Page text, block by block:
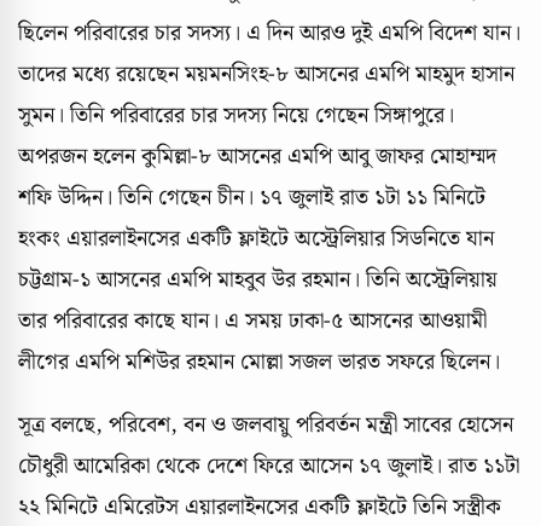
ছিলেন পরিবারের চার সদস্য। এ দিন আরও দুই এমপি বিদেশ যান।
তাদের মধ্যে রয়েছেন ময়মনসিংহ-৮ আসনের এমপি মাহমুদ হাসান
সুমন। তিনি পরিবারের চার সদস্য নিয়ে গেছেন সিঙ্গাপুরে।
অপরজন হলেন কুমিল্লা-৮ আসনের এমপি আবু জাফর মোহাম্মদ
শফি উদ্দিন। তিনি গেছেন চীন। ১৭ জুলাই রাত ১টা ১১ মিনিটে
হংকং এয়ারলাইনসের একটি ফ্লাইটে অস্ট্রেলিয়ার সিডনিতে যান
চট্টগ্রাম-১ আসনের এমপি মাহবুব উর রহমান। তিনি অস্ট্রেলিয়ায়
তার পরিবারের কাছে যান। এ সময় ঢাকা-৫ আসনের আওয়ামী
লীগের এমপি মশিউর রহমান মোল্লা সজল ভারত সফরে ছিলেন।
সূত্র বলছে, পরিবেশ, বন ও জলবায়ু পরিবর্তন মন্ত্রী সাবের হোসেন
চৌধুরী আমেরিকা থেকে দেশে ফিরে আসেন ১৭ জুলাই। রাত ১১টা
২২ মিনিটে এমিরেটস এয়ারলাইনসের একটি ফ্লাইটে তিনি সস্ত্রীক